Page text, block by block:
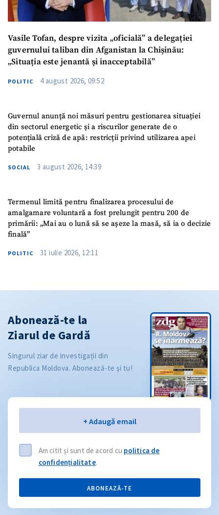
Vasile Tofan, despre vizita „oficială” a delegației
guvernului taliban din Afganistan la Chișinău:
„Situația este jenantă și inacceptabilă”
POLITIC 4 august 2026, 09:52
Guvernul anunță noi măsuri pentru gestionarea situației
din sectorul energetic și a riscurilor generate de o
potențială criză de apă: restricții privind utilizarea apei
potabile
SOCIAL 3 august 2026, 14:39
Termenul limită pentru finalizarea procesului de
amalgamare voluntară a fost prelungit pentru 200 de
primării: „Mai au o lună să se așeze la masă, să ia o decizie
finală”
POLITIC 31 iulie 2026, 12:11
Abonează-te la
Ziarul de Gardă
Singurul ziar de investigații din
Republica Moldova. Abonează-te și tu!
+ Adaugă email
Am citit și sunt de acord cu politica de
confidențialitate.
ABONEAZĂ-TE